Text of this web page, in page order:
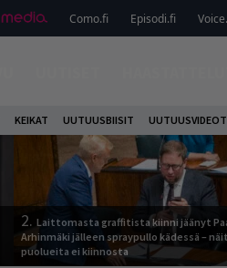
Como.fi Episodi.fi
KEIKAT UUTUUSBIISIT UUTUUSVIDEOT
2. Laittomasta graffitista kiinni jäänyt
Arhinmäki jälleen spraypullo kädessä –
puolueita ei kiinnosta